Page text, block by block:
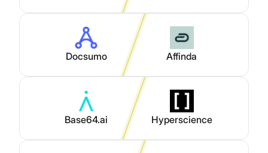
Docsumo Affinda
Base64.ai Hyperscience